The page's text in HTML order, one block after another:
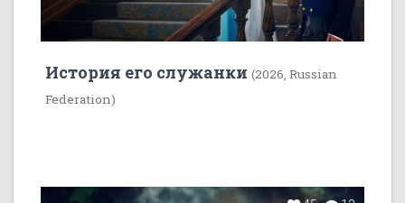
История его служанки (2026, Russian
Federation)